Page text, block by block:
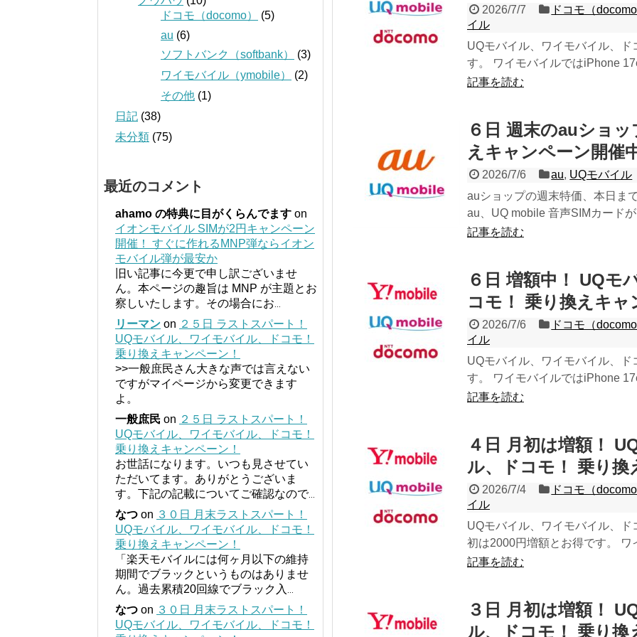
2026/7/7
ドコモ（
イル
UQモバイル、ワイモバイル、
す。 ワイモバイルではiPhone
記事を読む
６日 週末のauショ
えキャンペーン開催
2026/7/6 au, UQモバイル
auショップの週末特価、本日ま
au、UQ mobile 音声SIMカード
記事を読む
６日 増額中！ UQモ
コモ！ 乗り換えキャ
2026/7/6
ドコモ（
イル
UQモバイル、ワイモバイル、
す。 ワイモバイルではiPhone
記事を読む
４日 月初は増額！
ル、ドコモ！ 乗り換
2026/7/4
ドコモ（
イル
UQモバイル、ワイモバイル、
初は2000円増額とお得です。
記事を読む
３日 月初は増額！
ル、ドコモ！ 乗り換
ドコモ（docomo）
(5)
au (6)
ソフトバンク（softbank）
(3)
ワイモバイル（ymobile）
(2)
その他 (1)
日記 (38)
未分類 (75)
最近のコメント
ahamo の特典に目がくらんでます on
イオンモバイル SIMが2円キャンペーン
開催！ すぐに作れるMNP弾ならイオン
モバイル弾が最安か
旧い記事に今更で申し訳ございませ
ん。本ページの趣旨は MNP が主題とお
察しいたします。その場合にお
リーマン on ２５日 ラストスパート！
UQモバイル、ワイモバイル、ドコモ！
乗り換えキャンペーン！
>>一般庶民さん大きな声では言えない
ですがマイページから変更できます
よ。
一般庶民 on ２５日 ラストスパート！
UQモバイル、ワイモバイル、ドコモ！
乗り換えキャンペーン！
お世話になります。いつも見させてい
ただいてます。ありがとうございま
す。下記の記載についてご確認なので...
なつ on ３０日 月末ラストスパート！
UQモバイル、ワイモバイル、ドコモ！
乗り換えキャンペーン！
「楽天モバイルには何ヶ月以下の維持
期間でブラックというものはありませ
ん。過去累積20回線でブラック入
なつ on ３０日 月末ラストスパート！
UQモバイル、ワイモバイル、ドコモ！